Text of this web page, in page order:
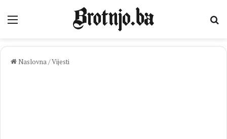
Izbornik
Naslovna/Vijesti